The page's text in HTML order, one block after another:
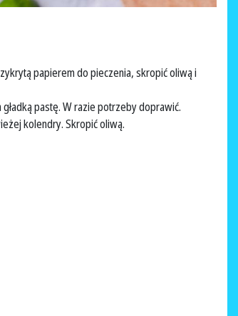
papierem do pieczenia, skropić oliwą i
pastę. W razie potrzeby doprawić.
kolendry. Skropić oliwą.